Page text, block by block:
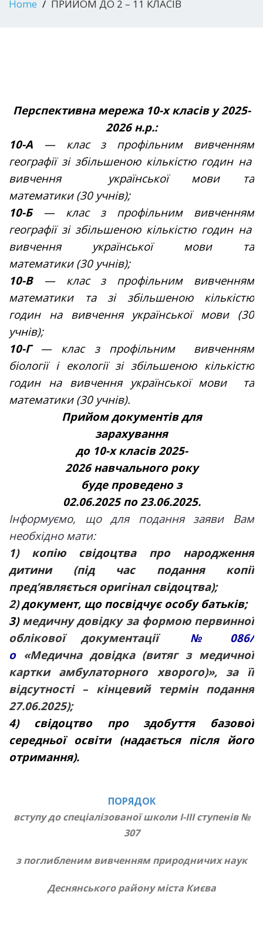
Home ПРИЙОМ ДО 2 – 11 КЛАСІВ
Перспективна мережа 10-х класів у 2025-
2026 н.р.:
10-А — клас з профільним вивченням
географії зі збільшеною кількістю годин на
вивчення української мови та
математики (30 учнів);
10-Б— клас з профільним вивченням
географії зі збільшеною кількістю годин на
вивчення української мови та
математики (30 учнів);
10-В — клас з профільним вивченням
математики та зі збільшеною кількістю
годин на вивчення української мови (30
учнів);
10-Г— клас з профільним вивченням
біології і екології зі збільшеною кількістю
годин на вивчення української мови та
математики (30 учнів).
Прийом документів для
зарахування
до 10-х класів 2025-
2026 навчального року
буде проведено з
02.06.2025 по 23.06.2025.
Інформуємо, що для подання заяви Вам
необхідно мати:
1) копію свідоцтва про народження
дитини (під час подання копії
пред’являється оригінал свідоцтва);
2)документ, що посвідчує особу батьків;
3) медичну довідку за формою первинної
облікової документації № 086/
о«Медична довідка (витяг з медичної
картки амбулаторного хворого)», за її
відсутності – кінцевий термін подання
27.06.2025);
4) свідоцтво про здобуття базової
середньої освіти (надається після його
отримання).
ПОРЯДОК
вступу до спеціалізованої школи I-III ступенів №
307
з поглибленим вивченням природничих наук
Деснянського району міста Києва